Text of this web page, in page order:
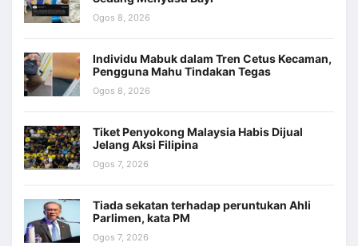
Ogos 8, 2026
Individu Mabuk dalam Tren Cetus Kecaman,
Pengguna Mahu Tindakan Tegas
Ogos 8, 2026
Tiket Penyokong Malaysia Habis Dijual
Jelang Aksi Filipina
Ogos 7, 2026
Tiada sekatan terhadap peruntukan Ahli
Parlimen, kata PM
Ogos 7, 2026